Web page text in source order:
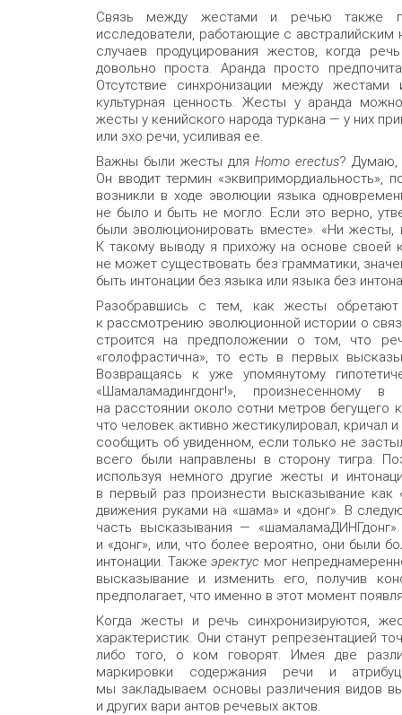
Связь между жестами и речью также
исследователи, работающие с
случаев продуцирования жестов, когда
довольно проста. Аранда просто
Отсутствие синхронизации между
культурная ценность. Жесты у аранда
жесты у кенийского народа туркана — у них
или эхо речи, усиливая ее.
Важны были жесты для Homo erectus? Думаю,
Он вводит термин
возникли в ходе эволюции языка
не было и быть не могло. Если это верно,
были эволюционировать вместе». «Ни жесты,
К такому выводу я прихожу на основе своей
не может существовать без грамматики,
быть интонации без языка или языка без
Разобравшись с тем, как жесты
к рассмотрению эволюционной истории о
строится на предположении о том, что
«голофрастична», то есть в первых
Возвращаясь к уже упомянутому
«Шамаламадингдонг!»,
на расстоянии около сотни метров бегущего
что человек активно жестикулировал, кричал
сообщить об увиденном, если только не
всего были направлены в сторону тигра.
используя немного другие жесты и
в первый раз произнести высказывание
движения руками на «шама» и «донг». В
часть высказывания —
и «донг», или, что более вероятно, они были
интонации. Такжеэректус мог
высказывание и изменить его, получив
предполагает, что именно в этот момент
Когда жесты и речь синхронизируются,
характеристик. Они станут репрезентацией
либо того, о ком говорят. Имея две
маркировки содержания речи и
мы закладываем основы различения видов
и других вари антов речевых актов.